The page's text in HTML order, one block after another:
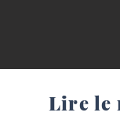
Lire le